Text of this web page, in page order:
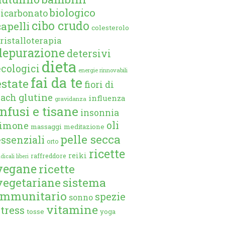
biologico
cibo crudo colesterolo
detersivi
dieta energie rinnovabili
fai da te fiori di
glutine gravidanza influenza
e tisane insonnia
massaggi meditazione oli
orto pelle secca
liberi raffreddore reiki ricette
ricette
sistema
sonno spezie
tosse vitamine yoga